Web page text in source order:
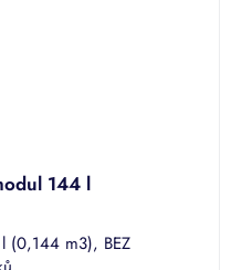
144 l
l (0,144 m3), BEZ